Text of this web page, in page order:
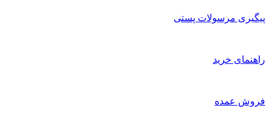
پیگیری مرسولات پستی
راهنمای خرید
فروش عمده